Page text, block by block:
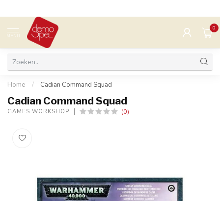
MENU
0
Home / Cadian Command Squad
Cadian Command Squad
GAMES WORKSHOP (0)